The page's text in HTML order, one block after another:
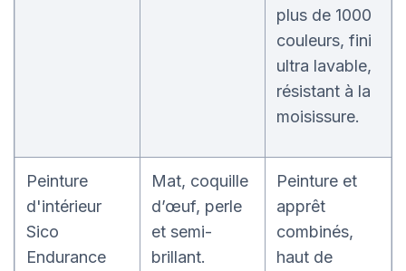
plus de 1000
couleurs, fini
ultra lavable,
résistant à la
moisissure.
Peinture
d'intérieur
Sico
Endurance
Mat, coquille
d’œuf, perle
et semi-
brillant.
Peinture et
apprêt
combinés,
haut de